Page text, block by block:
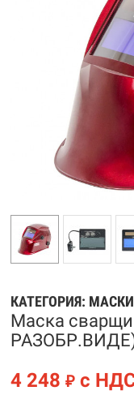
КАТЕГОРИЯ: МАСКИ
Маска
РАЗОБР.ВИДЕ)
4 248 ₽ с